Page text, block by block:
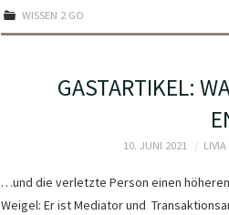
WISSEN 2 GO
GASTARTIKEL:
10. JUNI 2021
…und die verletzte Person einen
Weigel: Er ist Mediator und